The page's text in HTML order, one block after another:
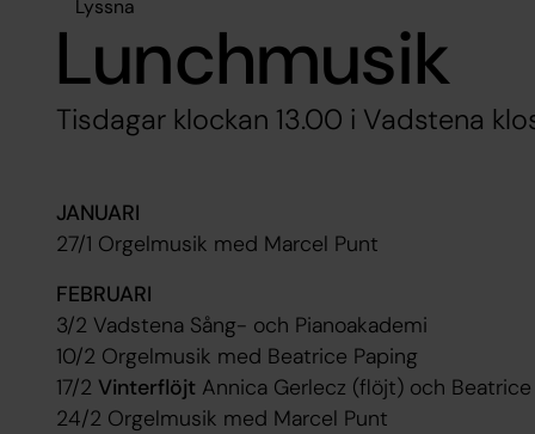
Lyssna
Lunchmusik
Tisdagar klockan 13.00 i Vadstena
JANUARI
27/1 Orgelmusik med Marcel Punt
FEBRUARI
3/2 Vadstena Sång- och Pianoakademi
10/2 Orgelmusik med Beatrice Paping
17/2 Vinterflöjt Annica Gerlecz (flöjt) och
24/2 Orgelmusik med Marcel Punt